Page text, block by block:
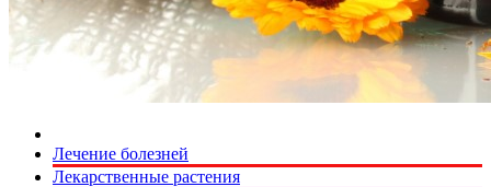
Лечение болезней
Лекарственные растения